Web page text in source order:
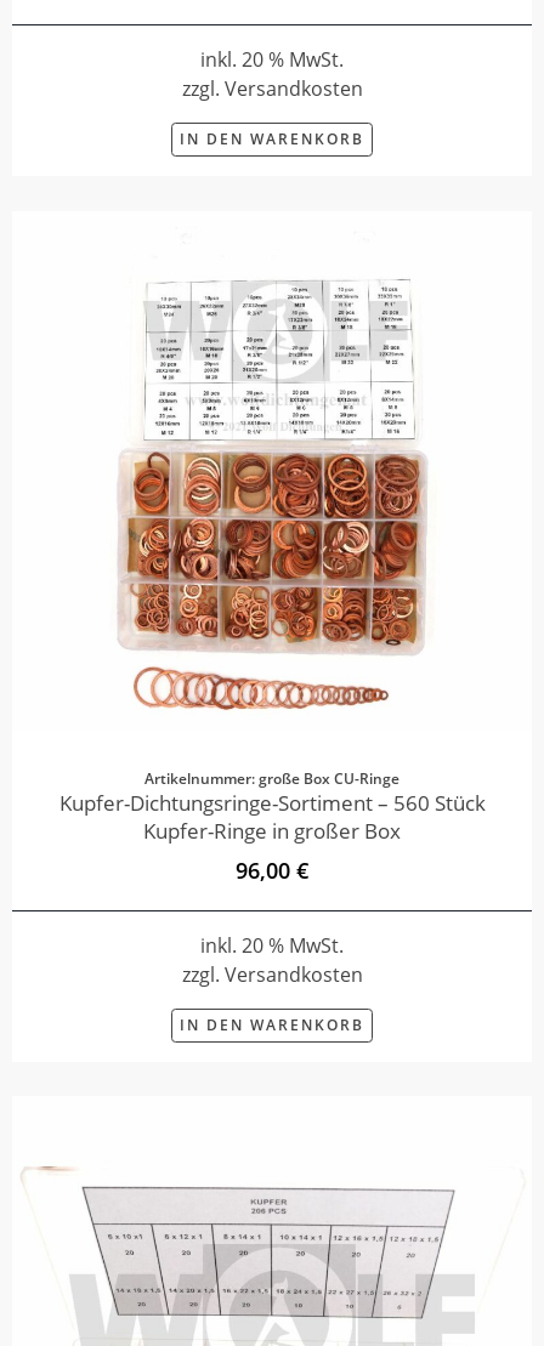
inkl. 20 % MwSt.
zzgl. Versandkosten
IN DEN WARENKORB
Artikelnummer: große Box CU-Ringe
Kupfer-Dichtungsringe-Sortiment – 560 Stück
Kupfer-Ringe in großer Box
96,00 €
inkl. 20 % MwSt.
zzgl. Versandkosten
IN DEN WARENKORB